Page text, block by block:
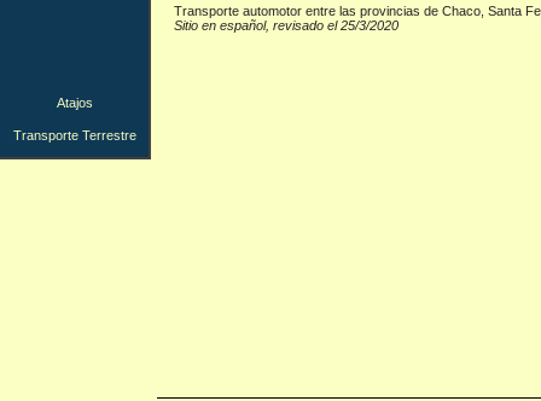
Transporte automotor entre las provincias de Chaco, Santa
Sitio en español, revisado el 25/3/2020
Atajos
Transporte Terrestre